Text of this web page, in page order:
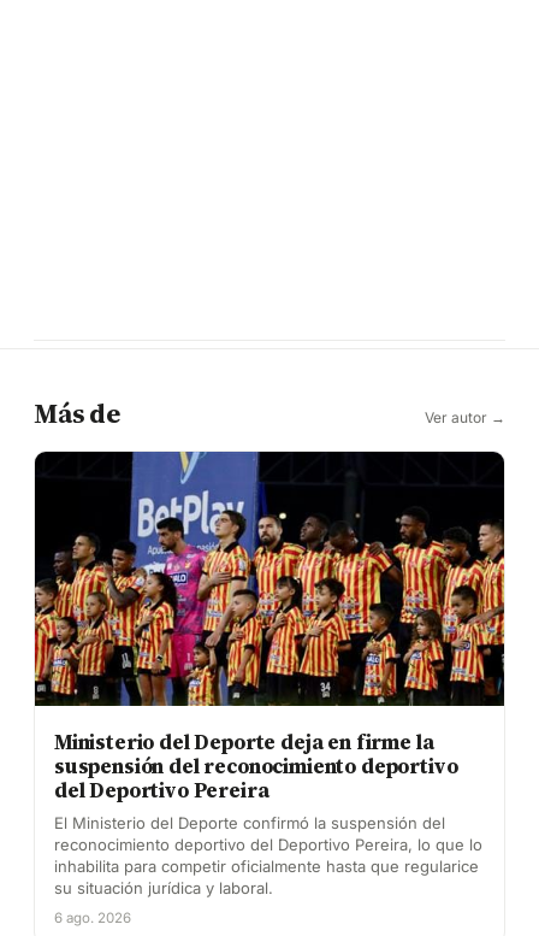
Más de Ver autor →
Ministerio del Deporte deja en firme la
suspensión del reconocimiento deportivo
del Deportivo Pereira
El Ministerio del Deporte confirmó la suspensión del
reconocimiento deportivo del Deportivo Pereira, lo que lo
inhabilita para competir oficialmente hasta que regularice
su situación jurídica y laboral.
6 ago. 2026